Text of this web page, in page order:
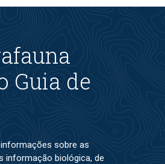
Guia de
sobre as
informação biológica, de